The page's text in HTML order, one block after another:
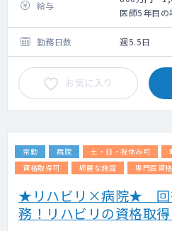
外来・病棟
※指定医の
精神科外来
応相談
※紙カル
病棟管理：
一般病棟）
青森市の
合失調症、
ストレス障
まります。
給与
医師5年目の
当直代等含
卒後20年目
込み）
勤務日数 週5.5日
お気に入り
常勤 病院 土・日・祝休み可
資格取得可
綺麗な施設 専門医資
★リハビリ×病院★ 回
務！リハビリの資格取得